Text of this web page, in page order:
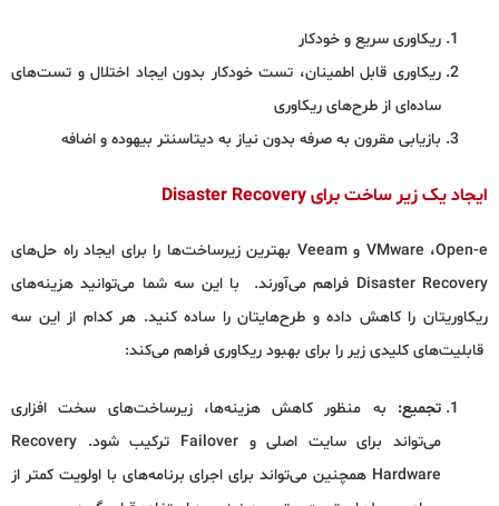
ریکاوری سریع و خودکار
ریکاوری قابل اطمینان، تست خودکار بدون ایجاد اختلال و تست‌های
ساده‌ای از طرح‌های ریکاوری
بازیابی مقرون به صرفه بدون نیاز به دیتاسنتر بیهوده و اضافه
ایجاد یک زیر ساخت برای Disaster Recovery
VMware ،Open-e و Veeam بهترین زیرساخت‌ها را برای ایجاد راه حل‌های
Disaster Recovery فراهم می‌آورند. با این سه شما می‌توانید هزینه‌های
ریکاوریتان را کاهش داده و طرح‌هایتان را ساده کنید. هر کدام از این سه
قابلیت‌های کلیدی زیر را برای بهبود ریکاوری فراهم می‌کند:
تجمیع: به منظور کاهش هزینه‌ها، زیرساخت‌های سخت افزاری
می‌تواند برای سایت اصلی و Failover ترکیب شود. Recovery
Hardware همچنین می‌تواند برای اجرای برنامه‌های با اولویت کمتر از